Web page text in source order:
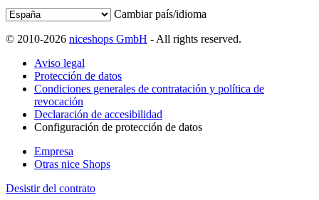
Cambiar país/idioma
© 2010-2026 niceshops GmbH - All rights reserved.
Aviso legal
Protección de datos
Condiciones generales de contratación y política de
revocación
Declaración de accesibilidad
Configuración de protección de datos
Empresa
Otras nice Shops
Desistir del contrato